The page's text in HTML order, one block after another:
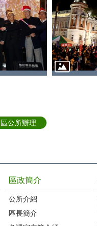
公所辦理...
區政簡介
公所介紹
區長簡介